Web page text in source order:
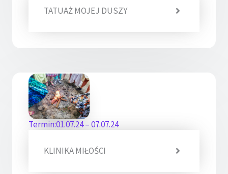
TATUAŻ MOJEJ DUSZY
Termin:01.07.24 – 07.07.24
KLINIKA MIŁOŚCI